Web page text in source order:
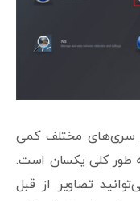
مختلف کمی
طور کلی یکسان است.
تصاویر از قبل